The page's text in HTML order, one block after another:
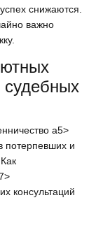
снижаются.
важно
судебных
a5>
потерпевших и
консультаций